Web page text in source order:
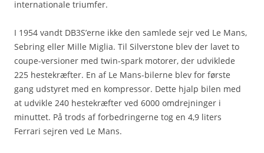
internationale triumfer.
I 1954 vandt DB3S’erne ikke den samlede sejr ved Le Mans,
Sebring eller Mille Miglia. Til Silverstone blev der lavet to
coupe-versioner med twin-spark motorer, der udviklede
225 hestekræfter. En af Le Mans-bilerne blev for første
gang udstyret med en kompressor. Dette hjalp bilen med
at udvikle 240 hestekræfter ved 6000 omdrejninger i
minuttet. På trods af forbedringerne tog en 4,9 liters
Ferrari sejren ved Le Mans.